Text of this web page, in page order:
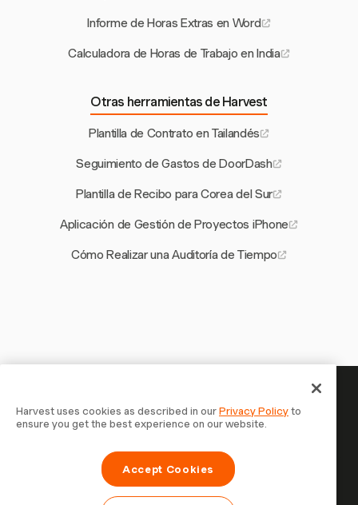
Informe de Horas Extras en Word
Calculadora de Horas de Trabajo en India
Otras herramientas de Harvest
Plantilla de Contrato en Tailandés
Seguimiento de Gastos de DoorDash
Plantilla de Recibo para Corea del Sur
Aplicación de Gestión de Proyectos iPhone
Cómo Realizar una Auditoría de Tiempo
Tu tiempo merece ser registrado —
empieza ahora
Únete a más de 70.000 empresas que registran tiempo,
facturan a clientes y cobran más rápido con Harvest.
Harvest uses cookies as described in ourPrivacy Policyto
ensure you get the best experience on our website.
Accept Cookies